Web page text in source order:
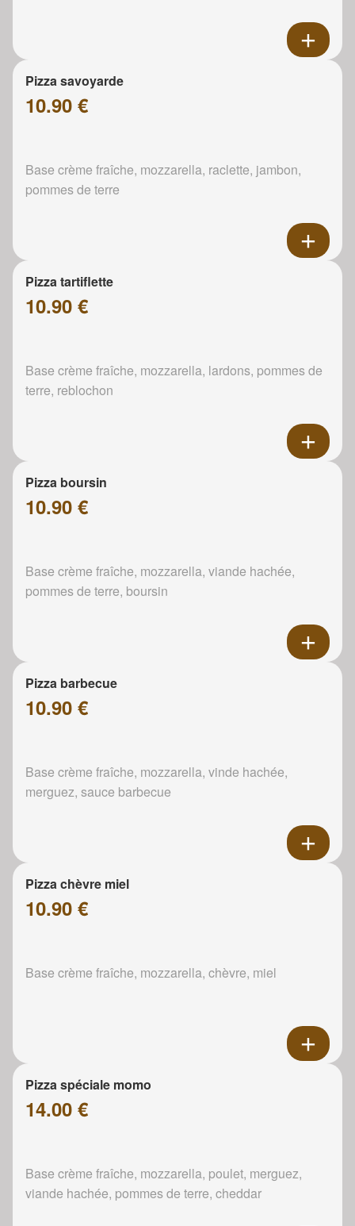
Pizza savoyarde
10.90 €
Base crème fraîche, mozzarella, raclette, jambon,
pommes de terre
Pizza tartiflette
10.90 €
Base crème fraîche, mozzarella, lardons, pommes de
terre, reblochon
Pizza boursin
10.90 €
Base crème fraîche, mozzarella, viande hachée,
pommes de terre, boursin
Pizza barbecue
10.90 €
Base crème fraîche, mozzarella, vinde hachée,
merguez, sauce barbecue
Pizza chèvre miel
10.90 €
Base crème fraîche, mozzarella, chèvre, miel
Pizza spéciale momo
14.00 €
Base crème fraîche, mozzarella, poulet, merguez,
viande hachée, pommes de terre, cheddar